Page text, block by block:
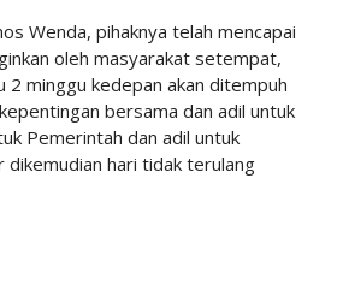
Wenda, pihaknya telah mencapai
oleh masyarakat setempat,
2 minggu kedepan akan ditempuh
bersama dan adil untuk
Pemerintah dan adil untuk
dikemudian hari tidak terulang